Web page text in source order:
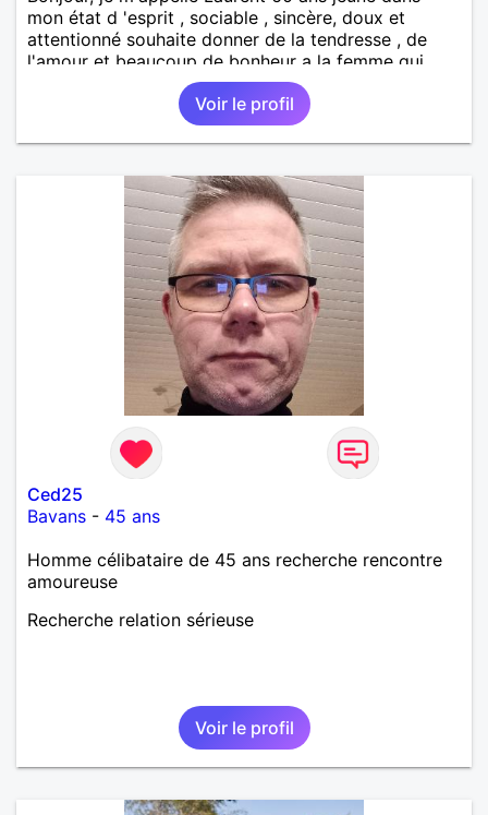
mon état d 'esprit , sociable , sincère, doux et
attentionné souhaite donner de la tendresse , de
l'amour et beaucoup de bonheur a la femme qui
souhaitera partager ma vie . Bientôt en retraite a la
fin de l 'année et libre de toute contrainte. Digne de
confiance à la femme qui voudras m 'en accorder
en toute sincérité. Pour le reste venez me découvrir
Voir le profil
Ced25
Bavans - 45 ans
Homme célibataire de 45 ans recherche rencontre
amoureuse
Recherche relation sérieuse
Voir le profil